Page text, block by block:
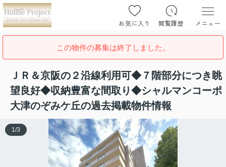
お気に入り 閲覧履歴 メニュー
この物件の募集は終了しました。
ＪＲ＆京阪の２沿線利用可◆７階部分につき眺
望良好◆収納豊富な間取り◆シャルマンコーポ
大津のぞみケ丘の過去掲載物件情報
1 /3